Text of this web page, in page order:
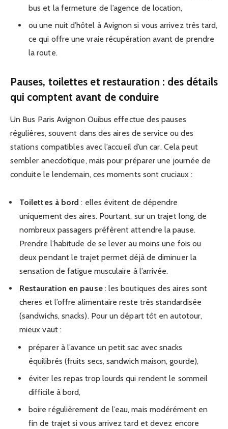
bus et la fermeture de l’agence de location,
ou une nuit d’hôtel à Avignon si vous arrivez très tard,
ce qui offre une vraie récupération avant de prendre
la route.
Pauses, toilettes et restauration : des détails
qui comptent avant de conduire
Un Bus Paris Avignon Ouibus effectue des pauses
régulières, souvent dans des aires de service ou des
stations compatibles avec l’accueil d’un car. Cela peut
sembler anecdotique, mais pour préparer une journée de
conduite le lendemain, ces moments sont cruciaux :
Toilettes à bord : elles évitent de dépendre
uniquement des aires. Pourtant, sur un trajet long, de
nombreux passagers préfèrent attendre la pause.
Prendre l’habitude de se lever au moins une fois ou
deux pendant le trajet permet déjà de diminuer la
sensation de fatigue musculaire à l’arrivée.
Restauration en pause: les boutiques des aires sont
cheres et l’offre alimentaire reste très standardisée
(sandwichs, snacks). Pour un départ tôt en autotour,
mieux vaut :
préparer à l’avance un petit sac avec snacks
équilibrés (fruits secs, sandwich maison, gourde),
éviter les repas trop lourds qui rendent le sommeil
difficile à bord,
boire régulièrement de l’eau, mais modérément en
fin de trajet si vous arrivez tard et devez encore